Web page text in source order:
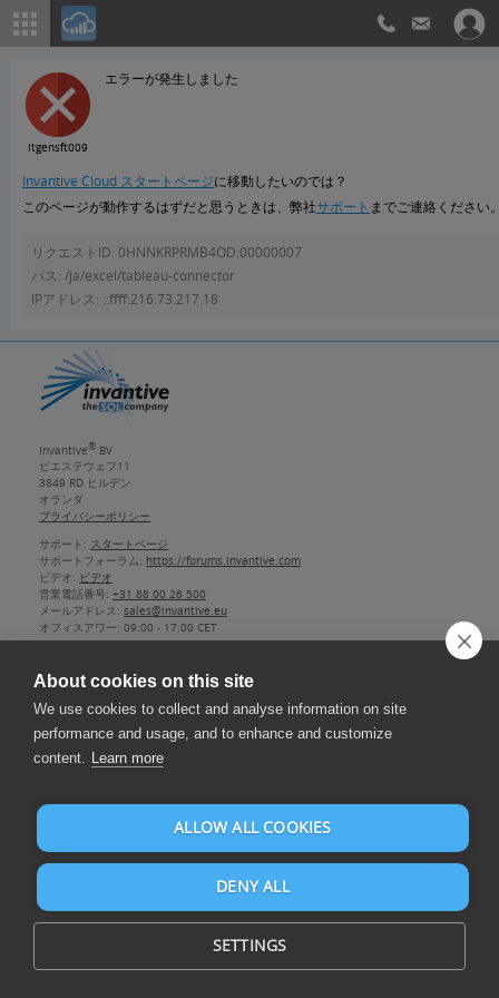
itgensft009
エラーが発生しました
Invantive Cloud スタートページに移動したいのでは？
このページが動作するはずだと思うときは、弊社サポート までご連絡ください
リクエストID: 0HNNKRPRMB4OD:00000007
パス: /ja/excel/tableau-connector
IPアドレス: ::ffff:216.73.217.18
Invantive® BV
ビエステウェフ11
3849 RD ヒルデン
オランダ
プライバシーポリシー
サポート: スタートページ
サポートフォーラム: https://forums.invantive.com
ビデオ: ビデオ
営業電話番号: +31 88 00 26 500
メールアドレス: sales@invantive.eu
オフィスアワー: 09:00 - 17:00 CET
常務取締役:
グイド・リーンダース
本社のある会社: ローモンド
設立: 1992
付加価値税:
銀行:IBAN NL25 BUNQ 2098 2586 07
About cookies on this site
We use cookies to collect and analyse information on site
performance and usage, and to enhance and customize
content. Learn more
ALLOW ALL COOKIES
DENY ALL
SETTINGS